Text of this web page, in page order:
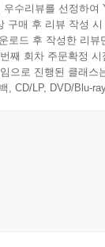
『상응부경전(相
찌할 수 없는 것이
. … 어떤 일로 인
만물이 모두 겪
우수리뷰를 선정하
구매 후 리뷰 작성 시
로드 후 작성한 리
째 회차 주문확정
으로 진행된 클래스
, CD/LP, DVD/Blu-